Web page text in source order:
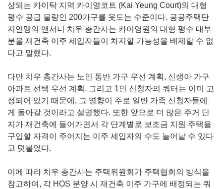
상되는 카이탁 지역 카이영코트 (Kai Yeung Court)의 대형
평수 공급 물량인 200가구를 웃도는 수준이다. 공공주택단
지연맹의 앤서니 치우 총간사는 카이영원의 대형 평수 대부
분을 재건축 이주 세입자들이 차지할 가능성을 배제할 수 없
다고 말했다.
다만 치우 총간사는 노인 동반 가구 우선 계획, 신생아 가구
아파트 선택 우선 계획, 그리고 1인 신청자의 쿼터는 이미 고
정되어 있기 때문에, 그 영향이 주로 일반 가족 신청자들에
게 돌아갈 것이라고 설명했다. 또한 앞으로 더 많은 주거 단
지가 재건축에 들어가면서 각 단계별로 보조금 지원 주택을
구입할 자격이 주어지는 이주 세입자의 수도 늘어날 수 있다
고 덧붙였다.
이에 따라 치우 총간사는 주택위원회가 주택협회의 방식을
참고하여, 각 HOS 분양 시 재건축 이주 가구에 배정되는 쿼